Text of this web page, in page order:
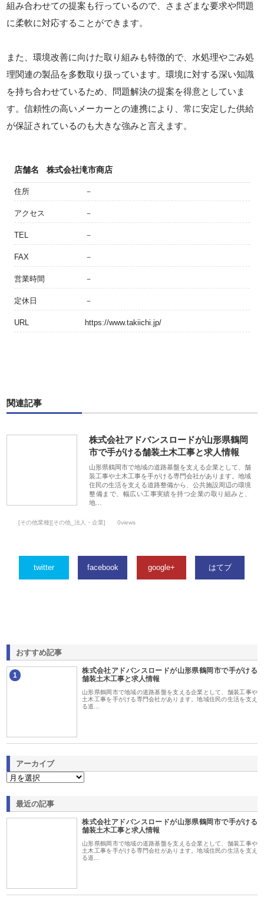
組み合わせての提案も行っているので、さまざまな要求や問題
に柔軟に対応することができます。
また、環境改善に向けた取り組みも特徴的で、水処理やごみ処
理関連の製品を多数取り扱っています。環境に対する深い知識
を持ち合わせているため、問題解決の提案を得意としていま
す。信頼性の高いメーカーとの連携により、常に安定した供給
が保証されているのも大きな強みと言えます。
店舗名 株式会社滝市商店
住所 －
アクセス －
TEL －
FAX －
営業時間 －
定休日 －
URL https://www.takiichi.jp/
関連記事
株式会社アドバンスロードが山形県鶴岡
市で手がける舗装土木工事と求人情報
山形県鶴岡市で地域の道路基盤を支える企業として、舗
装工事や土木工事を手がける専門会社があります。地域
住民の生活を支える道路整備から、公共施設周辺の環境
整備まで、幅広い工事実績を持つ企業の取り組みと、
地…
[その他業種][その他_法人・企業] 0views
twitter facebook google+ はてブ
おすすめ記事
1
株式会社アドバンスロードが山形県鶴岡市で手がける
舗装土木工事と求人情報
山形県鶴岡市で地域の道路基盤を支える企業として、舗装工事や
土木工事を手がける専門会社があります。地域住民の生活を支え
る道…
アーカイブ
最近の記事
株式会社アドバンスロードが山形県鶴岡市で手がける
舗装土木工事と求人情報
山形県鶴岡市で地域の道路基盤を支える企業として、舗装工事や
土木工事を手がける専門会社があります。地域住民の生活を支え
る道…